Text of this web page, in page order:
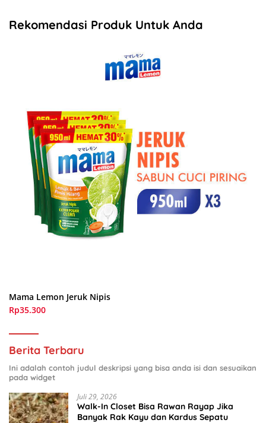
Rekomendasi Produk Untuk Anda
Mama Lemon Jeruk Nipis
Rp35.300
Berita Terbaru
Ini adalah contoh judul deskripsi yang bisa anda isi dan sesuaikan
pada widget
Juli 29, 2026
Walk-In Closet Bisa Rawan Rayap Jika
Banyak Rak Kayu dan Kardus Sepatu